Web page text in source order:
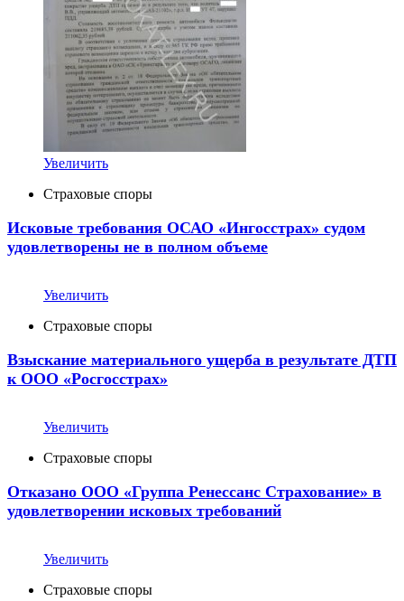
Увеличить
Страховые споры
Исковые требования ОСАО «Ингосстрах» судом
удовлетворены не в полном объеме
Увеличить
Страховые споры
Взыскание материального ущерба в результате ДТП
к ООО «Росгосстрах»
Увеличить
Страховые споры
Отказано ООО «Группа Ренессанс Страхование» в
удовлетворении исковых требований
Увеличить
Страховые споры